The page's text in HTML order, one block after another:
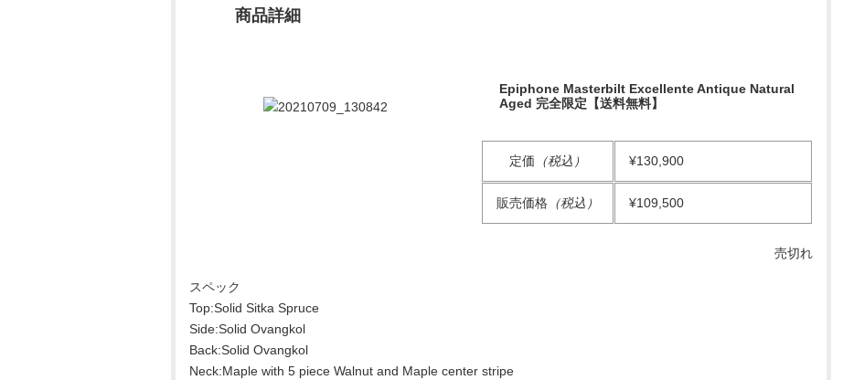
商品詳細
Epiphone Masterbilt Excellente Antique Natural
Aged 完全限定【送料無料】
定価 （税込） ¥130,900
販売価格（税込） ¥109,500
売切れ
スペック
Top:Solid Sitka Spruce
Side:Solid Ovangkol
Back:Solid Ovangkol
Neck:Maple with 5 piece Walnut and Maple center stripe